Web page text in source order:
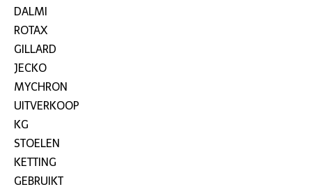
DALMI
ROTAX
GILLARD
JECKO
MYCHRON
UITVERKOOP
KG
STOELEN
KETTING
GEBRUIKT